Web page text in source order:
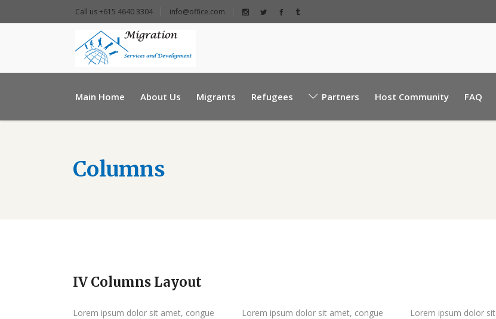
Call us +615 4640 3304 info@office.com
info@e-msd.org
Main Home About Us Migrants Refugees Partners Host Community FAQ
Columns
IV Columns Layout
Lorem ipsum dolor sit amet, congue
Lorem ipsum dolor sit amet, congue
Lorem ipsum dolor